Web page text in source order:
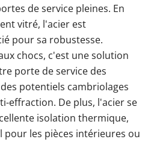
de service pleines. En
vitré, l'acier est
pour sa robustesse.
chocs, c'est une solution
porte de service des
potentiels cambriolages
effraction. De plus, l'acier se
isolation thermique,
pour les pièces intérieures ou